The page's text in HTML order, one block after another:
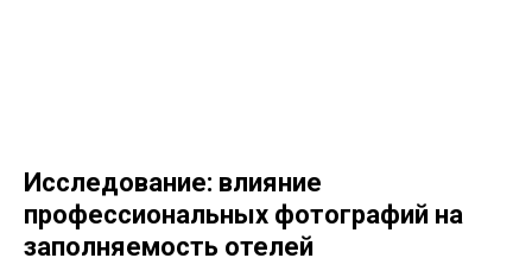
Исследование: влияние
профессиональных фотографий на
заполняемость отелей